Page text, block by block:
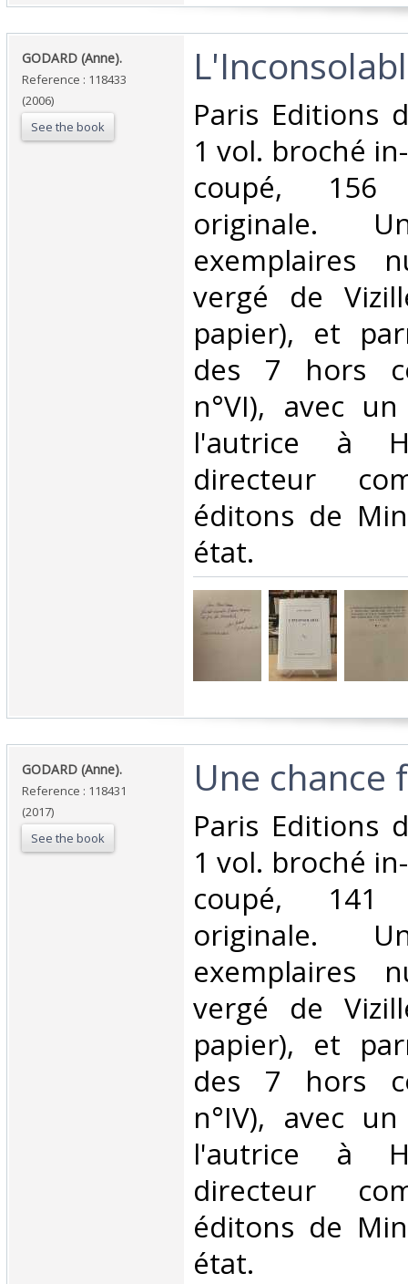
‎GODARD (Anne).‎
Reference : 118433
(2006)
See the book
‎Paris Editions
1 vol. broché
coupé,
originale.
exemplaires
vergé de
papier), et
des 7 hors
n°VI), avec
l'autrice à
directeur
éditons de
état.‎
‎GODARD (Anne).‎
Reference : 118431
(2017)
See the book
‎Une chance
‎Paris Editions
1 vol. broché
coupé,
originale.
exemplaires
vergé de
papier), et
des 7 hors
n°IV), avec
l'autrice à
directeur
éditons de
état.‎